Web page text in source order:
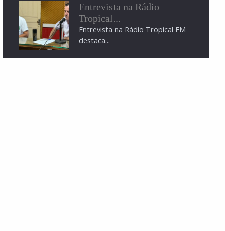
Entrevista na Rádio
Tropical...
Entrevista na Rádio Tropical FM
destaca...